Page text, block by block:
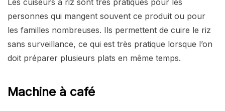
Les cuiseurs à riz sont très pratiques pour les
personnes qui mangent souvent ce produit ou pour
les familles nombreuses. Ils permettent de cuire le riz
sans surveillance, ce qui est très pratique lorsque l’on
doit préparer plusieurs plats en même temps.
Machine à café